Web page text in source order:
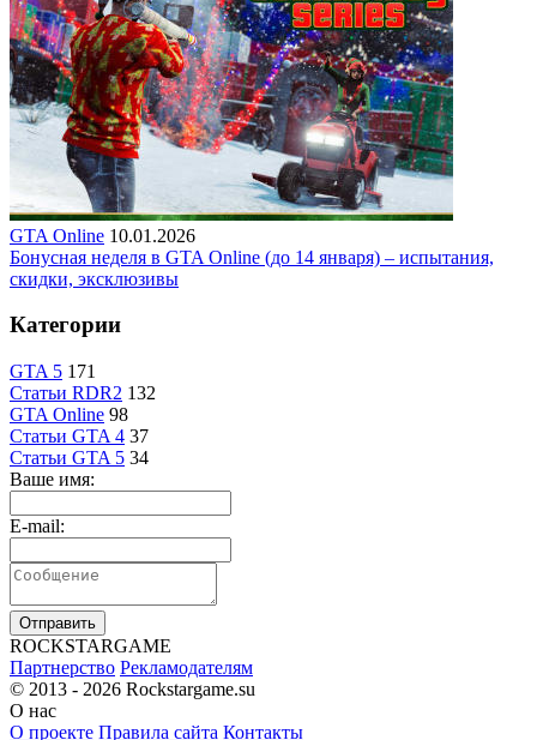
GTA Online 10.01.2026
Бонусная неделя в GTA Online (до 14 января) – испытания,
скидки, эксклюзивы
Категории
GTA 5 171
Статьи RDR2 132
GTA Online 98
Статьи GTA 4 37
Статьи GTA 5 34
Ваше имя:
E-mail:
Отправить
ROCKSTARGAME
Партнерство Рекламодателям
© 2013 - 2026 Rockstargame.su
О нас
О проекте Правила сайта Контакты